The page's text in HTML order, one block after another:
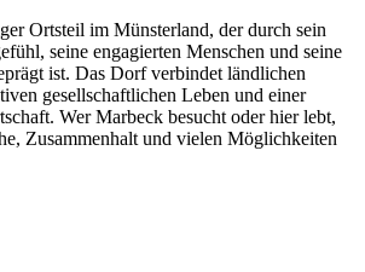
Ortsteil im Münsterland, der durch sein
seine engagierten Menschen und seine
ist. Das Dorf verbindet ländlichen
gesellschaftlichen Leben und einer
Wer Marbeck besucht oder hier lebt,
Zusammenhalt und vielen Möglichkeiten